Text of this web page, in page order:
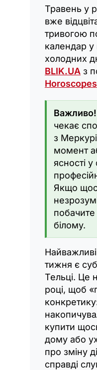
Травень у
вже
тривогою
календар
холодних
BLIK.UA з
Horoscopes
Важливо!
чекає
з
момент
ясності у
Якщо
білому.
тижня є
Тельці. Це
році, щоб
купити
дому або
про зміну
справді